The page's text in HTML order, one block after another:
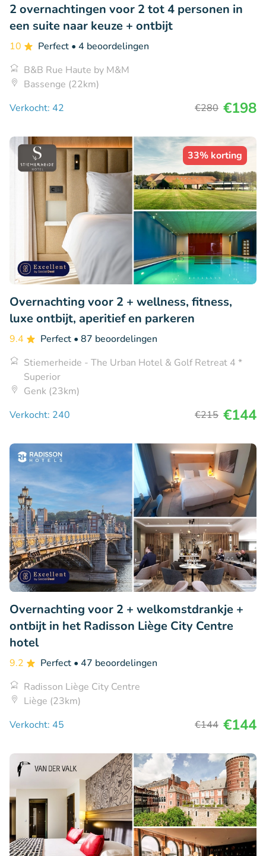
2 overnachtingen voor 2 tot 4 personen in
een suite naar keuze + ontbijt
10 Perfect • 4 beoordelingen
B&B Rue Haute by M&M
Bassenge (22km)
Verkocht: 42
€280 €198
33% korting
Overnachting voor 2 + wellness, fitness,
luxe ontbijt, aperitief en parkeren
9.4 Perfect • 87 beoordelingen
Stiemerheide - The Urban Hotel & Golf Retreat 4 *
Superior
Genk (23km)
Verkocht: 240
€215 €144
Overnachting voor 2 + welkomstdrankje +
ontbijt in het Radisson Liège City Centre
hotel
9.2 Perfect • 47 beoordelingen
Radisson Liège City Centre
Liège (23km)
Verkocht: 45
€144 €144